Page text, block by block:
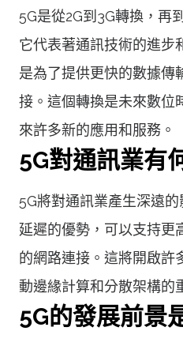
5G是從2G到3G轉換，再
它代表著通訊技術的進步
是為了提供更快的數據傳
接。這個轉換是未來數位
來許多新的應用和服務。
5G對通訊業有
5G將對通訊業產生深遠
延遲的優勢，可以支持更
的網路連接。這將開啟許
動邊緣計算和分散架構的
5G的發展前景